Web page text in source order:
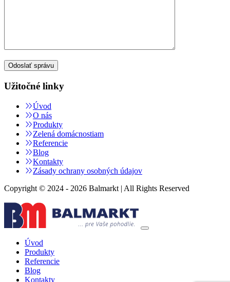
Užitočné linky
Úvod
O nás
Produkty
Zelená domácnostiam
Referencie
Blog
Kontakty
Zásady ochrany osobných údajov
Copyright © 2024 - 2026 Balmarkt | All Rights Reserved
Úvod
Produkty
Referencie
Blog
Kontakty